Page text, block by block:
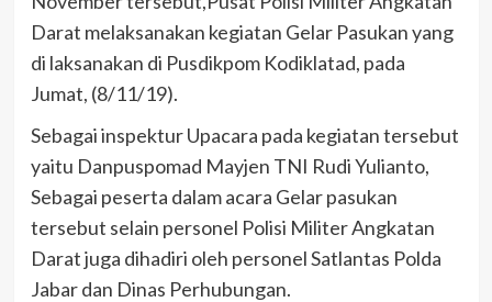
Darat melaksanakan kegiatan Gelar Pasukan yang
di laksanakan di Pusdikpom Kodiklatad, pada
Jumat, (8/11/19).
Sebagai inspektur Upacara pada kegiatan tersebut
yaitu Danpuspomad Mayjen TNI Rudi Yulianto,
Sebagai peserta dalam acara Gelar pasukan
tersebut selain personel Polisi Militer Angkatan
Darat juga dihadiri oleh personel Satlantas Polda
Jabar dan Dinas Perhubungan.